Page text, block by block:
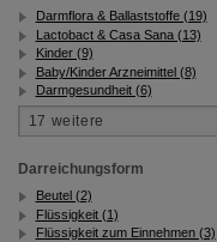
Darmflora & Ballaststoffe (19)
Lactobact & Casa Sana (13)
Kinder (9)
Baby/Kinder Arzneimittel (8)
Darmgesundheit (6)
Darreichungsform
Beutel (2)
Flüssigkeit (1)
Flüssigkeit zum Einnehmen (3)